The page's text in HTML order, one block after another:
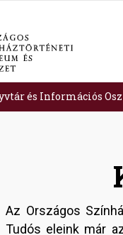
és Információs
Az Országos
Tudós eleink már